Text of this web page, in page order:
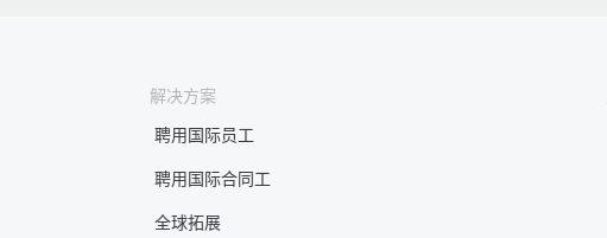
解决方案
聘用国际员工
聘用国际合同工
全球拓展